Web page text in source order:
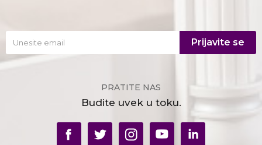
Prijavite se
PRATITE NAS
Budite uvek u toku.